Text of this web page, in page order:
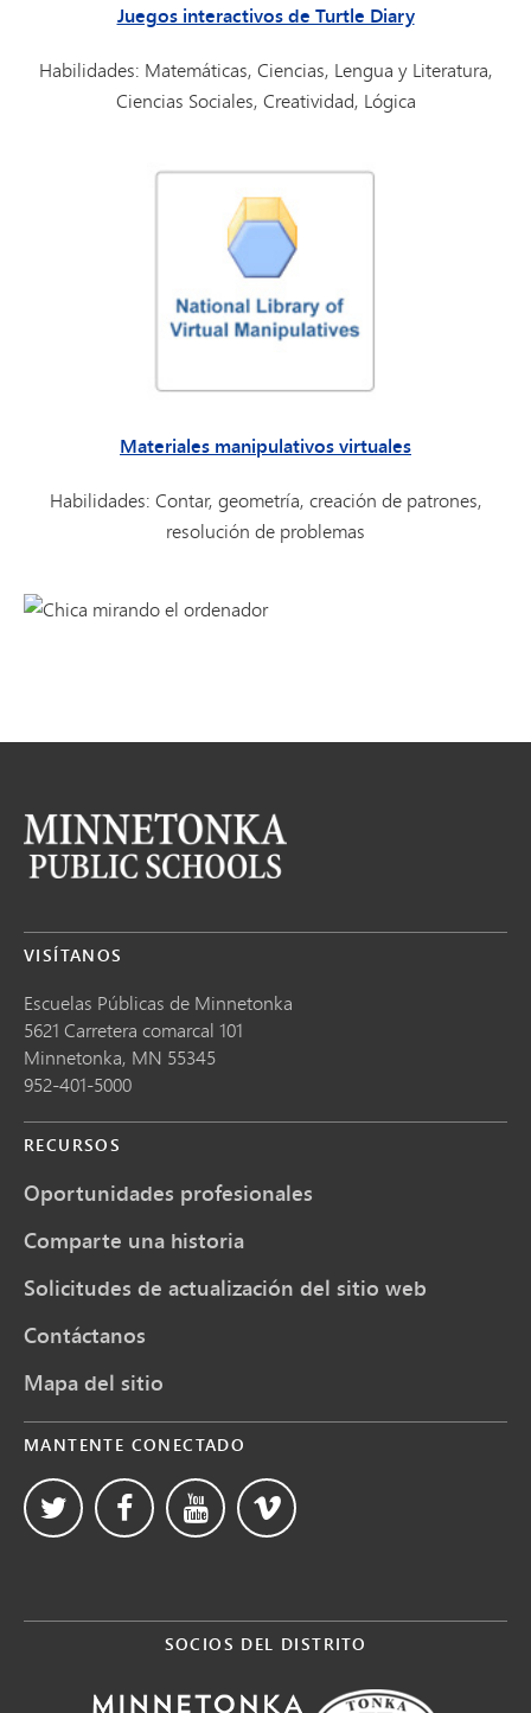
Juegos interactivos de Turtle Diary
Habilidades: Matemáticas, Ciencias, Lengua y Literatura,
Ciencias Sociales, Creatividad, Lógica
Materiales manipulativos virtuales
Habilidades: Contar, geometría, creación de patrones,
resolución de problemas
VISÍTANOS
Escuelas Públicas de Minnetonka
5621 Carretera comarcal 101
Minnetonka, MN 55345
952-401-5000
RECURSOS
Oportunidades profesionales
Comparte una historia
Solicitudes de actualización del sitio web
Contáctanos
Mapa del sitio
MANTENTE CONECTADO
SOCIOS DEL DISTRITO